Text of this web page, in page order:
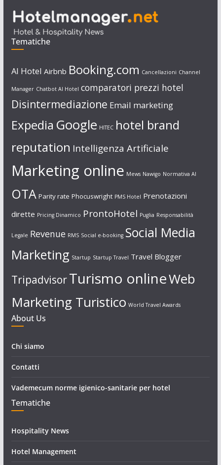
Tematiche
AI Hotel Airbnb Booking.com Cancellazioni Channel
Manager Chatbot AI Hotel comparatori prezzi hotel
Disintermediazione Email marketing
Expedia Google HITEC hotel brand
reputation Intelligenza Artificiale
Marketing online Mews Nawigo Normativa AI
OTA Parity rate Phocuswright PMS Hotel Prenotazioni
dirette Pricing Dinamico ProntoHotel Puglia Responsabilità
Legale Revenue RMS Social e-booking Social Media
Marketing Startup Startup Travel Travel Blogger
TripadvisorTurismo onlineWeb
Marketing Turistico World Travel Awards
About Us
Chi siamo
Contatti
Vademecum norme igienico-sanitarie per hotel
Tematiche
Hospitality News
Hotel Management